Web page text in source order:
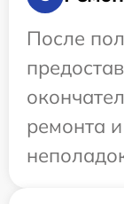
После
ремонта